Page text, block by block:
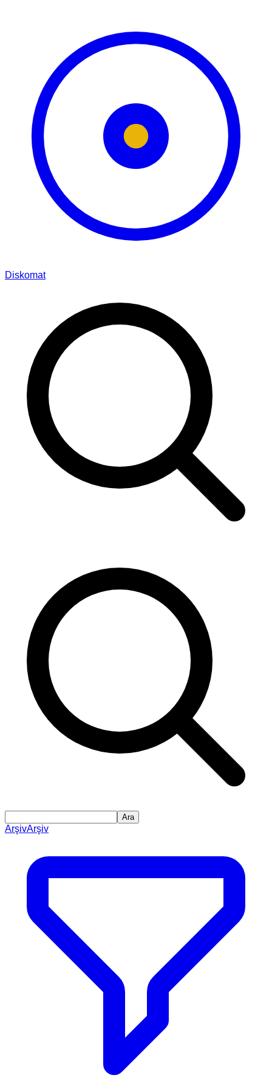
Diskomat
Ara
ArşivArşiv